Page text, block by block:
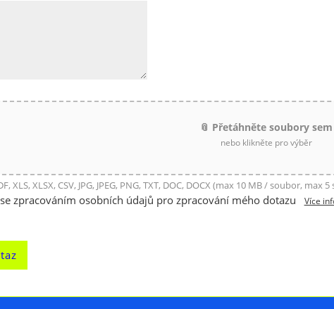
📎 Přetáhněte soubory sem
nebo klikněte pro výběr
XLS, XLSX, CSV, JPG, JPEG, PNG, TXT, DOC, DOCX (max 10 MB / soubor, max
zpracováním osobních údajů pro zpracování mého dotazu Více